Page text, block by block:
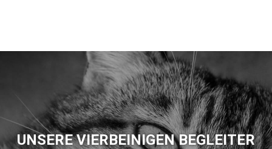
UNSERE VIERBEINIGEN BEGLEITER